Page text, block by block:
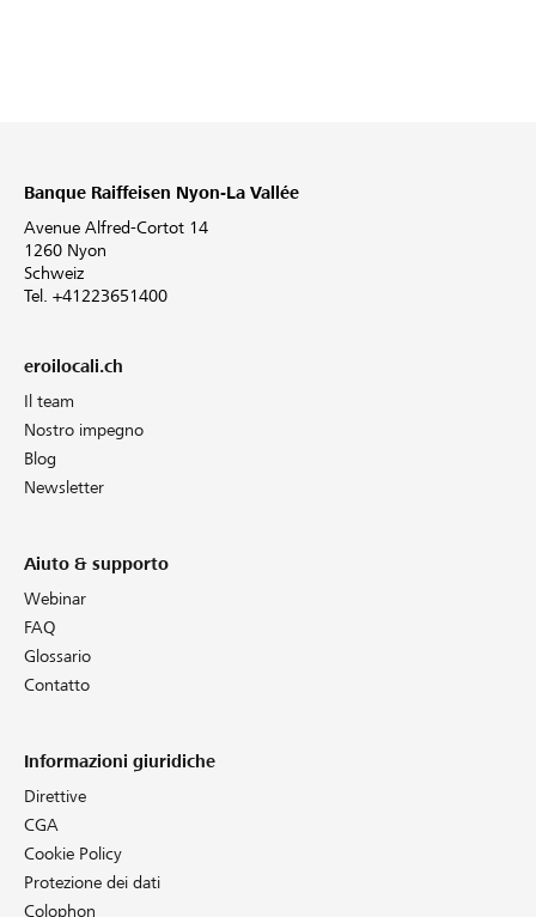
Banque Raiffeisen Nyon-La Vallée
Avenue Alfred-Cortot 14
1260 Nyon
Schweiz
Tel. +41223651400
eroilocali.ch
Il team
Nostro impegno
Blog
Newsletter
Aiuto & supporto
Webinar
FAQ
Glossario
Contatto
Informazioni giuridiche
Direttive
CGA
Cookie Policy
Protezione dei dati
Colophon